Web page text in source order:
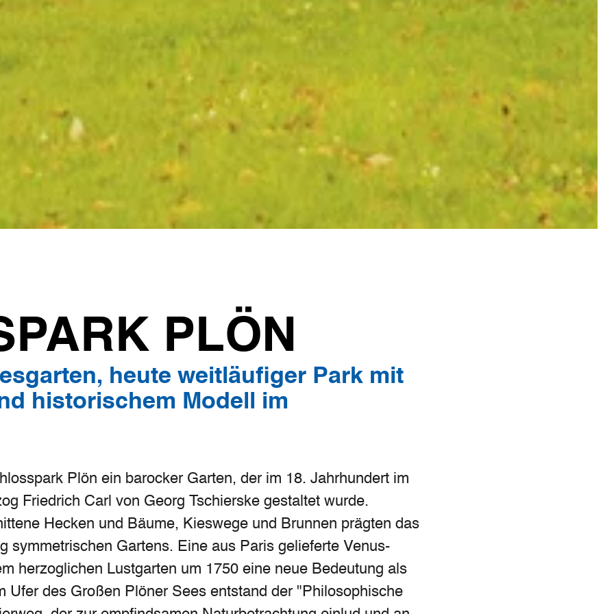
PLÖN
heute weitläufiger Park mit
historischem Modell im
Plön ein barocker Garten, der im 18. Jahrhundert im
Friedrich Carl von Georg Tschierske gestaltet wurde.
Hecken und Bäume, Kieswege und Brunnen prägten das
symmetrischen Gartens. Eine aus Paris gelieferte Venus-
herzoglichen Lustgarten um 1750 eine neue Bedeutung als
Ufer des Großen Plöner Sees entstand der "Philosophische